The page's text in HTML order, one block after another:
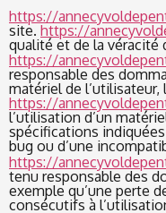
https://
site. https://
qualité et de la véracité
https://
responsable des
matériel de
https://
l’utilisation d’un
spécifications
bug ou d’une
https://
tenu responsable des
exemple qu’une perte
consécutifs à